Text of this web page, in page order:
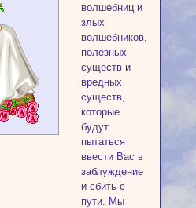
волшебниц и
злых
волшебников,
полезных
существ и
вредных
существ,
которые
будут
пытаться
ввести Вас в
заблуждение
и сбить с
пути. Мы